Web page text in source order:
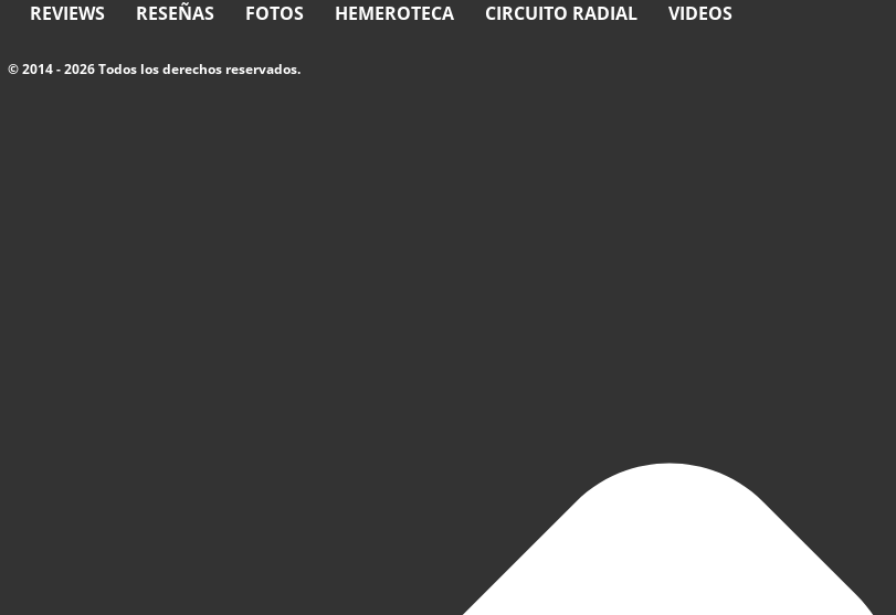
REVIEWS RESEÑAS FOTOS HEMEROTECA CIRCUITO RADIAL VIDEOS
© 2014 - 2026 Todos los derechos reservados.